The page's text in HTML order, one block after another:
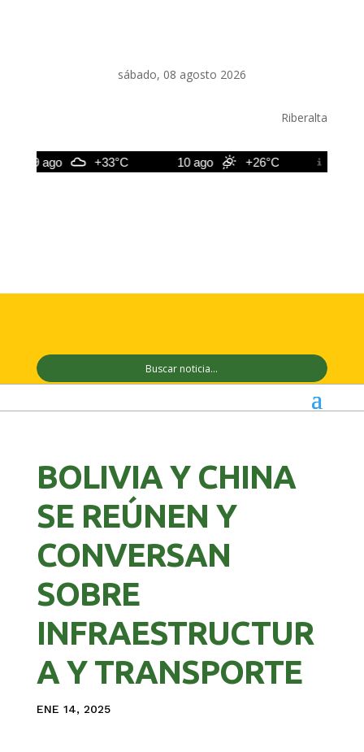
sábado, 08 agosto 2026
Riberalta
9 ago +33°C 10 ago +26°C 11 ago
BOLIVIA Y CHINA
SE REÚNEN Y
CONVERSAN
SOBRE
INFRAESTRUCTUR
A Y TRANSPORTE
ENE 14, 2025